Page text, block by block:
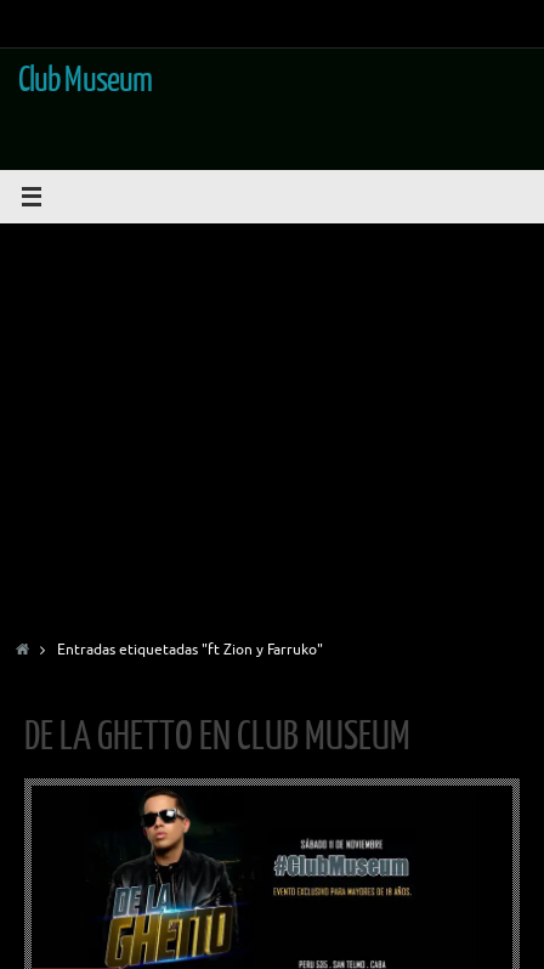
contenido
Club Museum
InicioEntradas etiquetadas "ft Zion y Farruko"
DE LA GHETTO EN CLUB MUSEUM